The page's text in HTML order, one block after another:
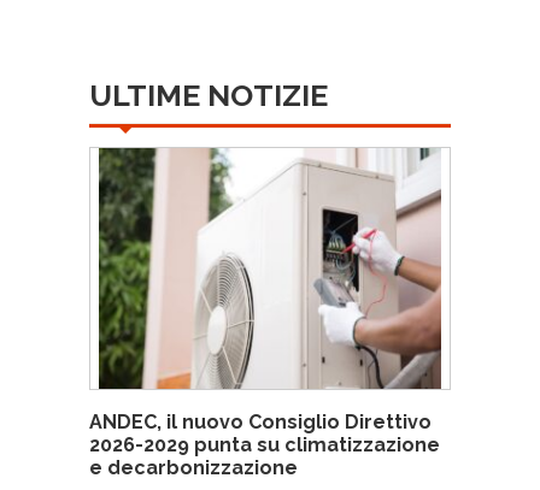
ULTIME NOTIZIE
ANDEC, il nuovo Consiglio Direttivo
2026-2029 punta su climatizzazione
e decarbonizzazione